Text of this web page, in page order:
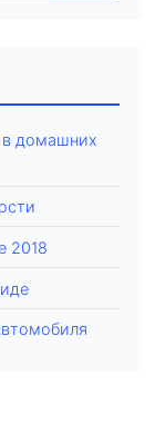
в домашних
2018